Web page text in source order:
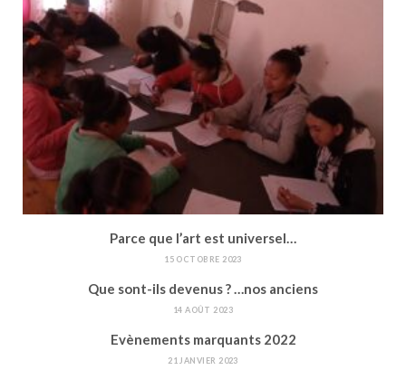
Parce que l’art est universel…
15 OCTOBRE 2023
Que sont-ils devenus ? …nos anciens
14 AOÛT 2023
Evènements marquants 2022
21 JANVIER 2023